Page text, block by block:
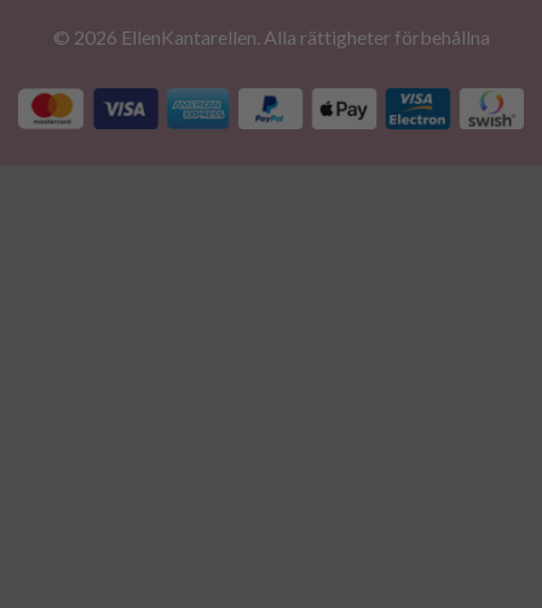
© 2026 EllenKantarellen. Alla rättigheter förbehållna